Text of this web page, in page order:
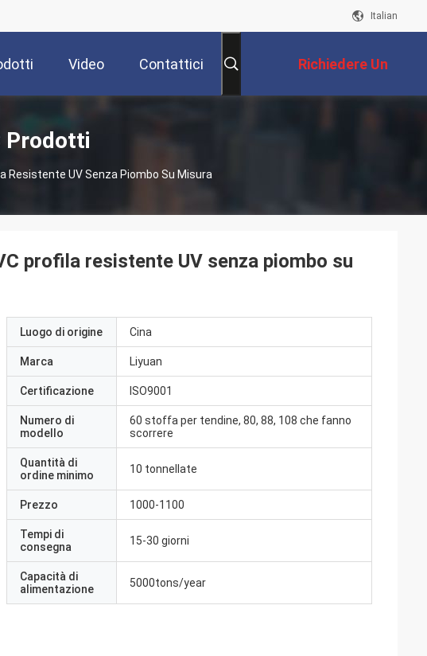
Italian
Video Contattici Richiedere Un
Preventivo
Prodotti
Resistente UV Senza Piombo Su Misura
profila resistente UV senza piombo su
Luogo di origine Cina
Marca Liyuan
Certificazione ISO9001
Numero di
modello
60 stoffa per tendine, 80, 88, 108 che fanno
scorrere
Quantità di
ordine minimo
10 tonnellate
Prezzo 1000-1100
Tempi di
consegna
15-30 giorni
Capacità di
alimentazione
5000tons/year